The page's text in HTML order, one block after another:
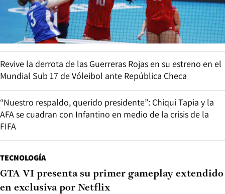
Revive la derrota de las Guerreras Rojas en su estreno en el
Mundial Sub 17 de Vóleibol ante República Checa
“Nuestro respaldo, querido presidente”: Chiqui Tapia y la
AFA se cuadran con Infantino en medio de la crisis de la
FIFA
TECNOLOGÍA
GTA VI presenta su primer gameplay extendido
en exclusiva por Netflix